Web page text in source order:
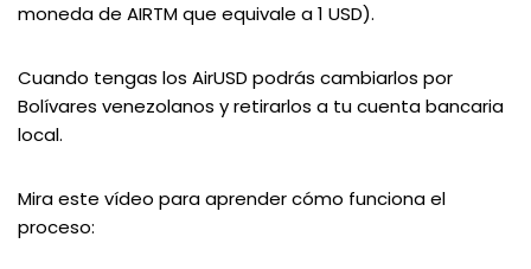
moneda de AIRTM que equivale a 1 USD).
Cuando tengas los AirUSD podrás cambiarlos por
Bolívares venezolanos y retirarlos a tu cuenta bancaria
local.
Mira este vídeo para aprender cómo funciona el
proceso: